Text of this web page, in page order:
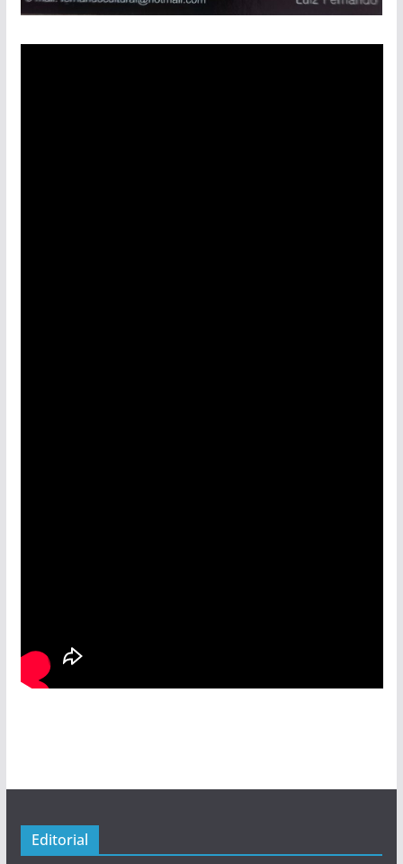
Editorial